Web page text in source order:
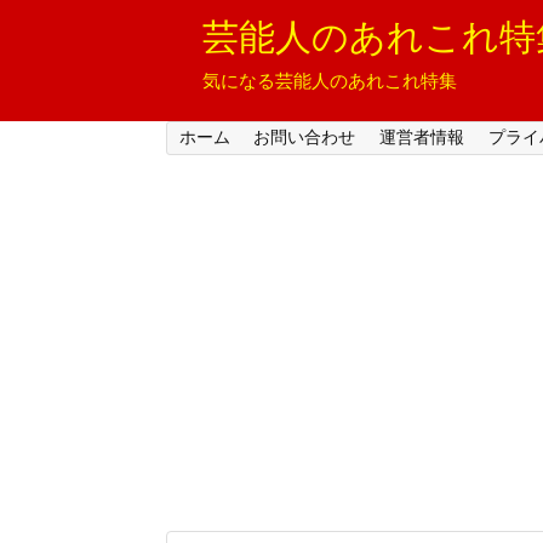
芸能人のあれこれ特
気になる芸能人のあれこれ特集
ホーム お問い合わせ 運営者情報 プラ